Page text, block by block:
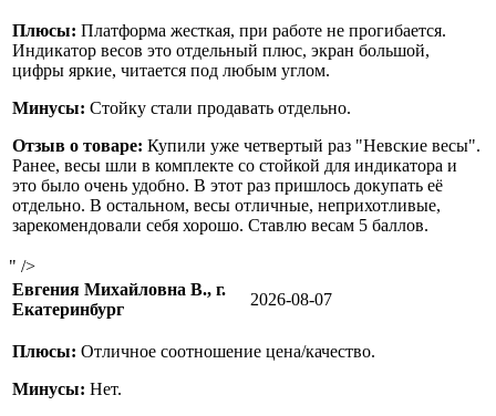
Плюсы: Платформа жесткая, при работе не прогибается.
Индикатор весов это отдельный плюс, экран большой,
цифры яркие, читается под любым углом.
Минусы: Стойку стали продавать отдельно.
Отзыв о товаре: Купили уже четвертый раз "Невские весы".
Ранее, весы шли в комплекте со стойкой для индикатора и
это было очень удобно. В этот раз пришлось докупать её
отдельно. В остальном, весы отличные, неприхотливые,
зарекомендовали себя хорошо. Ставлю весам 5 баллов.
" />
Евгения Михайловна В., г.
Екатеринбург
2026-08-07
Плюсы: Отличное соотношение цена/качество.
Минусы: Нет.